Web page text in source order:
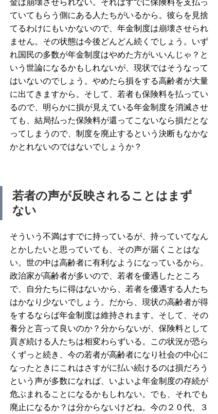
金は崩壊させられない。それはすでに保険料を支払っ
ていてもらう側にある人たちがいるから。彼らを見捨
てるわけにもいかないので、年金制度は崩壊させられ
ません。その状態は今後どんどん続くでしょう。いず
れ国民の多数が年金制度はやめた方がいいんじゃ？と
いう世論になるかもしれないが、現状ではそうなって
はいないのでしょう。やめたら損をする高齢者が大量
に出てきますから。そして、若者も保険料を払ってい
るので、明らかに損が見えている年金制度を消滅させ
ても、結局払った保険料が還ってこないなら損だとな
ってしまうので、制度を廃止するという決断もなかな
かとれないのではないでしょうか？
若者の声が反映されることはまず
ない
そういう不満はすでに持っているが、持っていてなん
とかしたいと思っていても、その声が届くことはな
い。世の中は高齢者に有利なようになっているから。
政治家が高齢者が多いので、若者を優遇したところ
で、自分たちに得はないから、若者を優遇する人たち
はかなり少ないでしょう。だから、現状の高齢者が得
をするならば年金制度は維持されます。そして、その
養分と言って良いのか？分からないが、保険料として
貢ぎ続ける人たちは相変わらずいる。この状況が恐ら
くずっと続き、今の若者が高齢者になり社会の中心に
なったときにこれはさすがに払い続けるのは損だろう
という声が多数になれば、いよいよ年金制度の存続が
危ぶまれることになるかもしれない。でも、それでも
廃止になるか？は分からないけどね。今の２０代、３